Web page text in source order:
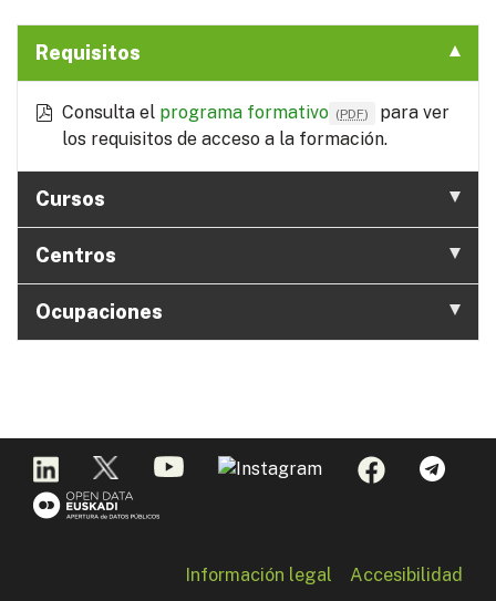
Requisitos
Consulta el programa formativo (PDF)
para ver
los requisitos de acceso a la formación.
Cursos
Centros
Ocupaciones
Información legal Accesibilidad